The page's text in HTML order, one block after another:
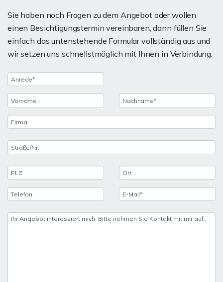
Sie haben noch Fragen zu dem Angebot oder wollen
einen Besichtigungstermin vereinbaren, dann füllen Sie
einfach das untenstehende Formular vollständig aus und
wir setzen uns schnellstmöglich mit Ihnen in Verbindung.